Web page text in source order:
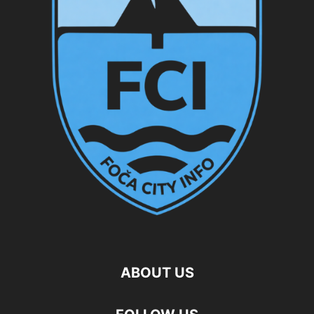
ABOUT US